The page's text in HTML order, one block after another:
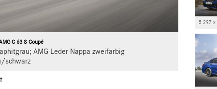
C 63 S Coupé
AMG Leder Nappa zweifarbig
schwarz
5 297 x